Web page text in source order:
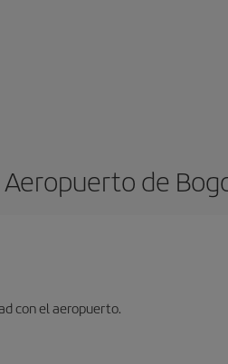
Aeropuerto de
con el aeropuerto.